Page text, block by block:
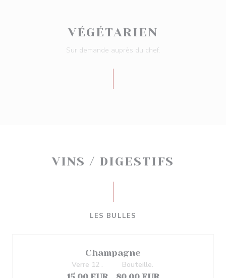
VÉGÉTARIEN
Sur demande auprès du chef.
VINS / DIGESTIFS
LES BULLES
Champagne
Verre 12 .
Bouteille.